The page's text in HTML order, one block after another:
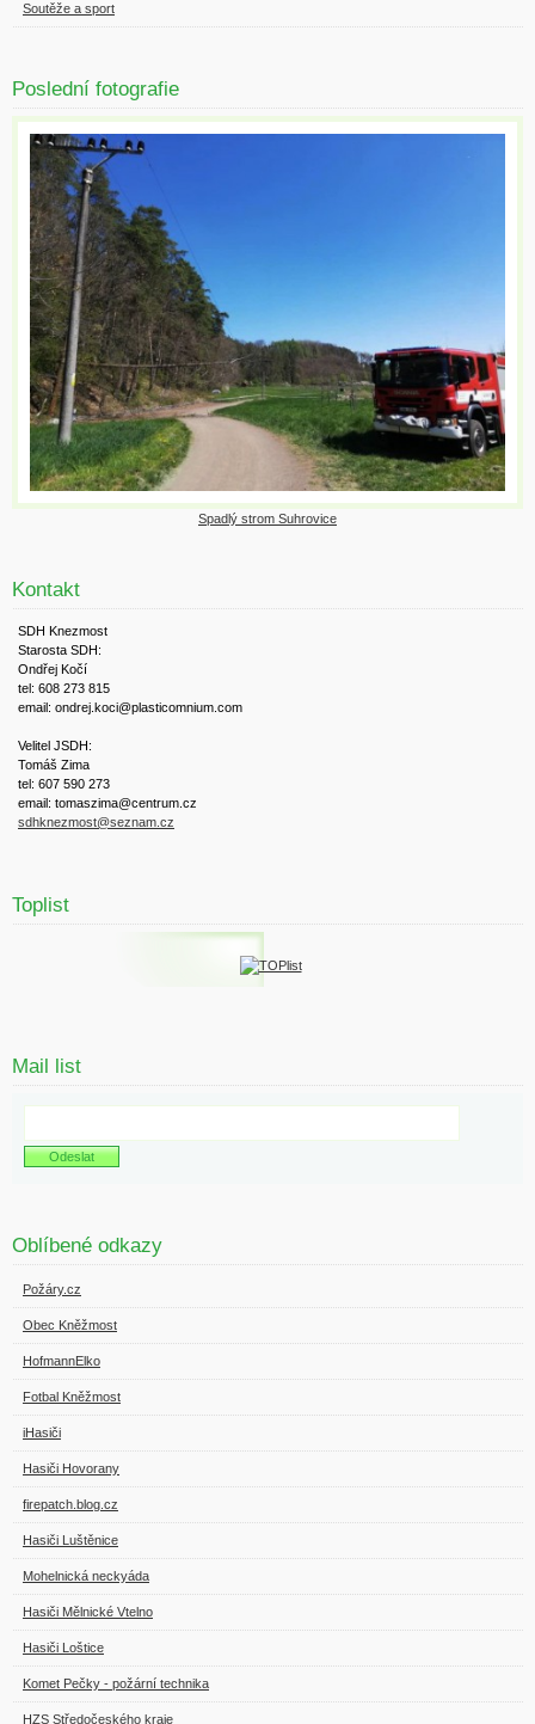
Soutěže a sport
Poslední fotografie
Spadlý strom Suhrovice
Kontakt
SDH Knezmost
Starosta SDH:
Ondřej Kočí
tel: 608 273 815
email: ondrej.koci@plasticomnium.com
Velitel JSDH:
Tomáš Zima
tel: 607 590 273
email: tomaszima@centrum.cz
sdhknezmost@seznam.cz
Toplist
Mail list
Oblíbené odkazy
Požáry.cz
Obec Kněžmost
HofmannElko
Fotbal Kněžmost
iHasiči
Hasiči Hovorany
firepatch.blog.cz
Hasiči Luštěnice
Mohelnická neckyáda
Hasiči Mělnické Vtelno
Hasiči Loštice
Komet Pečky - požární technika
HZS Středočeského kraje